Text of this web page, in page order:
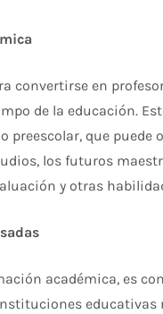
convertirse en
de la educación.
preescolar, que
los futuros
y otras
académica, es